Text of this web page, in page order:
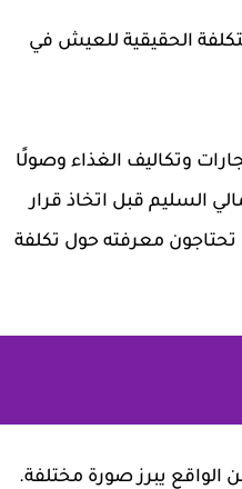
الحقيقية للعيش في
وتكاليف الغذاء وصولًا
السليم قبل اتخاذ قرار
تحتاجون معرفته حول تكلفة
الواقع يبرز صورة مختلفة.